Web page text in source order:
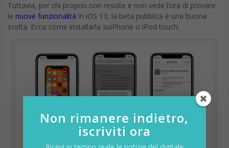
Tuttavia, per chi proprio non resiste e non vede l’ora di provare
le nuove funzionalità in iOS 13, la beta pubblica è una buona
scelta. Ecco come installarla suiPhone o iPod touch.
Non rimanere indietro,
iscriviti ora